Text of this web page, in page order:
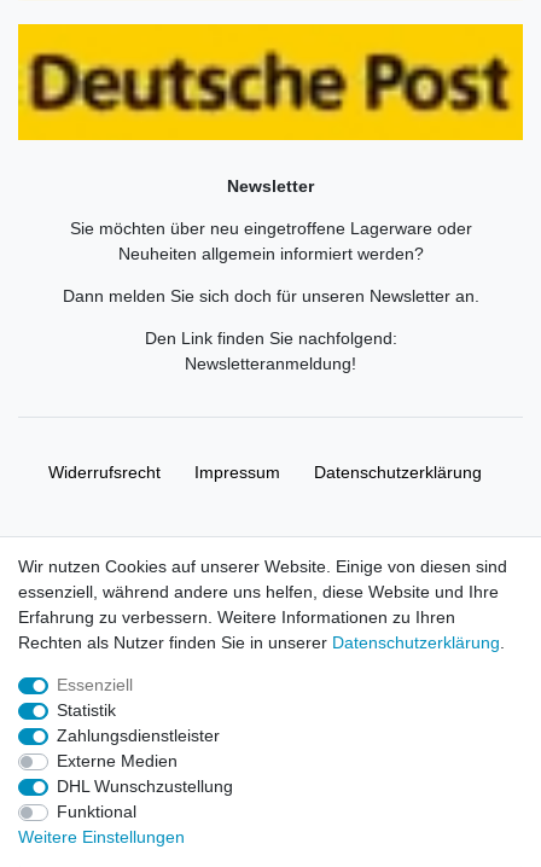
Newsletter
Sie möchten über neu eingetroffene Lagerware oder
Neuheiten allgemein informiert werden?
Dann melden Sie sich doch für unseren Newsletter an.
Den Link finden Sie nachfolgend:
Newsletteranmeldung!
Widerrufs­recht Impressum Daten­schutz­erklärung
© Copyright 2026 | Alle Rechte vorbehalten. HL-
Handelsgesellschaft mbH.
Alle Markennamen, Warenzeichen sowie sämtliche Produktbilder
und Beschreibungen sind Eigentum Ihrer rechtmäßigen
Eigentümer und dienen hier nur der Beschreibung.
Preise nur für registrierte Händler, ansonsten zeigt der Shop 0,00
€
Wir nutzen Cookies auf unserer Website. Einige von diesen sind
essenziell, während andere uns helfen, diese Website und Ihre
Erfahrung zu verbessern. Weitere Informationen zu Ihren
Rechten als Nutzer finden Sie in unserer Daten­schutz­erklärung
Essenziell
Statistik
Zahlungsdienstleister
Externe Medien
DHL Wunschzustellung
Funktional
Weitere Einstellungen